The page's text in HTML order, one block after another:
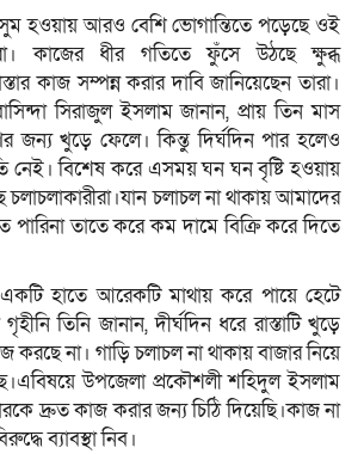
হওয়ায় আরও বেশি ভোগান্তিতে পড়েছে ওই
কাজের ধীর গতিতে ফুঁসে উঠছে ক্ষুব্ধ
কাজ সম্পন্ন করার দাবি জানিয়েছেন তারা।
সিরাজুল ইসলাম জানান, প্রায় তিন মাস
জন্য খুড়ে ফেলে। কিন্তু দির্ঘদিন পার হলেও
নেই। বিশেষ করে এসময় ঘন ঘন বৃষ্টি হওয়ায়
চলাচল না থাকায় আমাদের
পারিনা তাতে করে কম দামে বিক্রি করে দিতে
একটি হাতে আরেকটি মাথায় করে পায়ে হেটে
তিনি জানান, দীর্ঘদিন ধরে রাস্তাটি খুড়ে
করছে না। গাড়ি চলাচল না থাকায় বাজার নিয়ে
উপজেলা প্রকৌশলী শহিদুল ইসলাম
দ্রুত কাজ করার জন্য চিঠি দিয়েছি।কাজ না
ব্যাবস্থা নিব।